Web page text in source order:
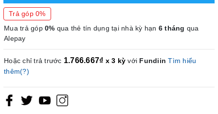
Trả góp 0%
Mua trả góp 0% qua thẻ tín dụng tại nhà kỳ hạn 6 tháng qua
Alepay
Hoặc chỉ trả trước 1.766.667₫ x 3 kỳ với Fundiin Tìm hiểu
thêm(?)